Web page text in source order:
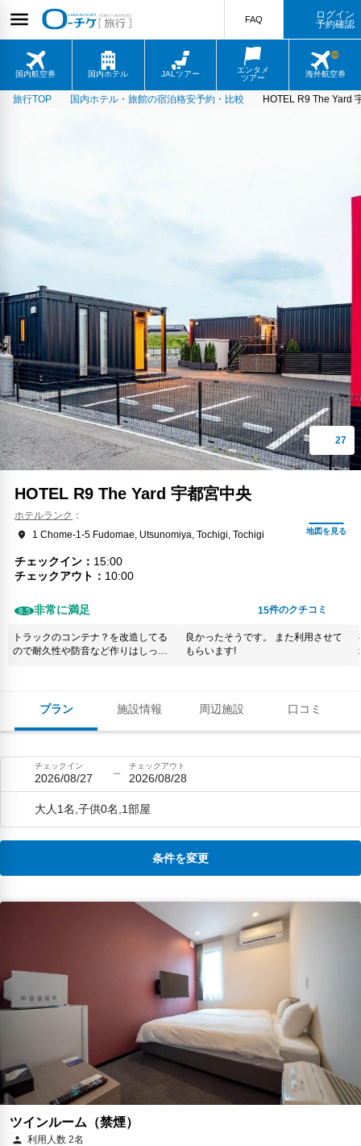
国内航空券 国内ホテル JALツアー
エンタメ
ツアー
海外航空券
FAQ
ログイン
予約確認
旅行TOP 国内ホテル・旅館の宿泊格安予約・比較 HOTEL R9 The Yard
プラン 施設情報 周辺施設 口コミ
HOTEL R9 The Yard 宇都宮中央
ホテルランク
1 Chome-1-5 Fudomae, Utsunomiya, Tochigi, Tochigi
チェックイン
15:00
チェックアウト
10:00
8.5 非常に満足 15件のクチコミ
トラックのコンテナ？を改造してる
ので耐久性や防音など作りはしっか
ので車を利用していない方には不便
良かったそうです。 また利用させて
もらいます!
チェックイン
2026/08/27
チェックアウト
2026/08/28
大人1名,子供0名,1部屋
条件を変更
ツインルーム（禁煙）
利用人数 2名